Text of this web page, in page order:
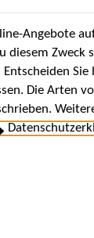
Folklore,
Interpreten,
Angebote
diesem Zweck
Sie
Die Arten